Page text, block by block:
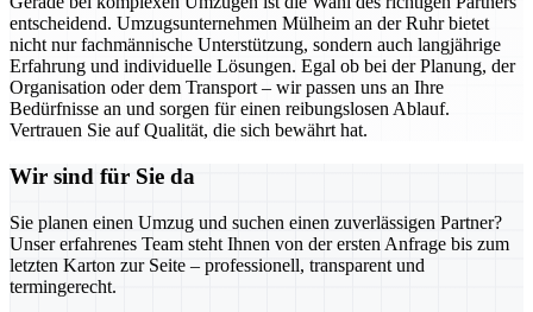
entscheidend. Umzugsunternehmen Mülheim an der Ruhr bietet
nicht nur fachmännische Unterstützung, sondern auch langjährige
Erfahrung und individuelle Lösungen. Egal ob bei der Planung, der
Organisation oder dem Transport – wir passen uns an Ihre
Bedürfnisse an und sorgen für einen reibungslosen Ablauf.
Vertrauen Sie auf Qualität, die sich bewährt hat.
Wir sind für Sie da
Sie planen einen Umzug und suchen einen zuverlässigen Partner?
Unser erfahrenes Team steht Ihnen von der ersten Anfrage bis zum
letzten Karton zur Seite – professionell, transparent und
termingerecht.